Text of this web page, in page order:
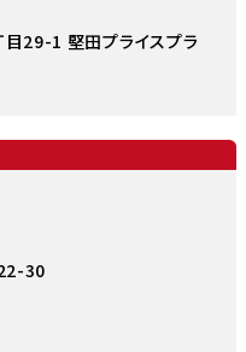
29-1 堅田プライスプラ
30